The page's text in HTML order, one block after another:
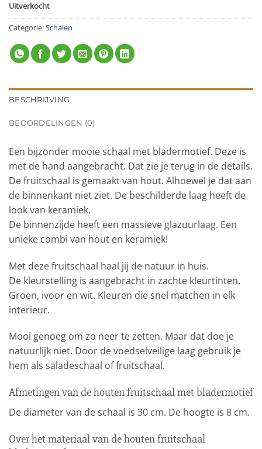
Uitverkocht
Categorie:Schalen
BESCHRIJVING
BEOORDELINGEN (0)
Een bijzonder mooie schaal met bladermotief. Deze is
met de hand aangebracht. Dat zie je terug in de details.
De fruitschaal is gemaakt van hout. Alhoewel je dat aan
de binnenkant niet ziet. De beschilderde laag heeft de
look van keramiek.
De binnenzijde heeft een massieve glazuurlaag. Een
unieke combi van hout en keramiek!
Met deze fruitschaal haal jij de natuur in huis.
De kleurstelling is aangebracht in zachte kleurtinten.
Groen, ivoor en wit. Kleuren die snel matchen in elk
interieur.
Mooi genoeg om zo neer te zetten. Maar dat doe je
natuurlijk niet. Door de voedselveilige laag gebruik je
hem als saladeschaal of fruitschaal.
Afmetingen van de houten fruitschaal met bladermotief
De diameter van de schaal is 30 cm. De hoogte is 8 cm.
Over het materiaal van de houten fruitschaal